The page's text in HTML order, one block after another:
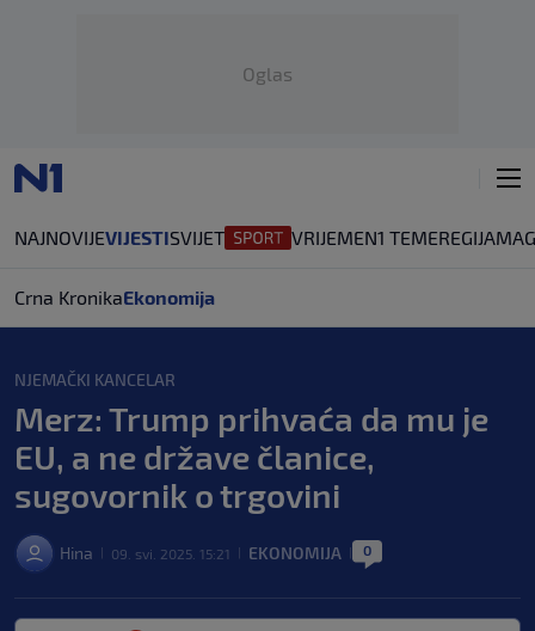
Oglas
NAJNOVIJEVIJESTISVIJET VRIJEMEN1 TEMEREGIJA
Crna KronikaEkonomija
NJEMAČKI KANCELAR
Merz: Trump prihvaća da mu je
EU, a ne države članice,
sugovornik o trgovini
Hina 09. svi. 2025. 15:21 EKONOMIJA 0